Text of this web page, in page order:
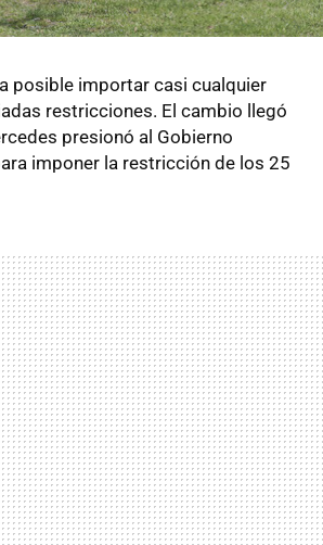
posible importar casi cualquier
restricciones. El cambio llegó
presionó al Gobierno
imponer la restricción de los 25